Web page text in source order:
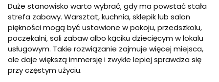
Duże stanowisko warto wybrać, gdy ma powstać stała
strefa zabawy. Warsztat, kuchnia, sklepik lub salon
piękności mogą być ustawione w pokoju, przedszkolu,
poczekalni, sali zabaw albo kąciku dziecięcym w lokalu
usługowym. Takie rozwiązanie zajmuje więcej miejsca,
ale daje większą immersję i zwykle lepiej sprawdza się
przy częstym użyciu.